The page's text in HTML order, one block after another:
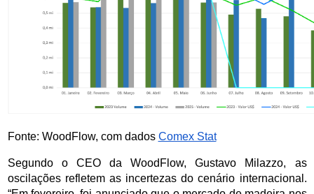
Fonte: WoodFlow, com dados Comex Stat
Segundo o CEO da WoodFlow, Gustavo Milazzo, as
oscilações refletem as incertezas do cenário internacional.